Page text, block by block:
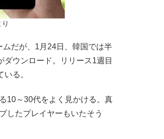
だが、1月24日、韓国では半
ウンロード。リリース1週目
る。
10～30代をよく見かける。真
したプレイヤーもいたそう